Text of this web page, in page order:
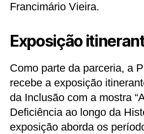
Francimário Vieira.
Exposição
Como parte da parceria, a
recebe a exposição
da Inclusão com a mostra
Deficiência ao longo da
exposição aborda os